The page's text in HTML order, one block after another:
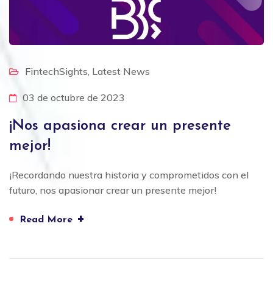
FintechSights, Latest News
03 de octubre de 2023
¡Nos apasiona crear un presente
mejor!
¡Recordando nuestra historia y comprometidos con el
futuro, nos apasionar crear un presente mejor!
Read More +